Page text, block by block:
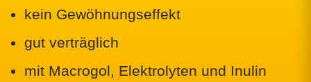
kein Gewöhnungs­effekt
gut verträglich
mit Macrogol, Elektro­lyten und Inulin